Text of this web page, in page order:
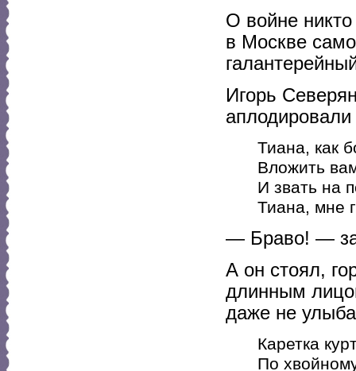
О войне
в Москве
Игорь
аплодировали
Тиана, как
Вложить
И звать на
Тиана, мне
— Браво! —
А он стоял,
длинным
даже не
Каретка
По